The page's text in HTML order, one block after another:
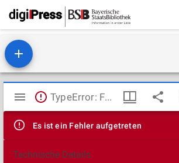
Mirador
Viewer
TypeError: Failed to fetch
Es ist ein Fehler aufgetreten
Technische Details